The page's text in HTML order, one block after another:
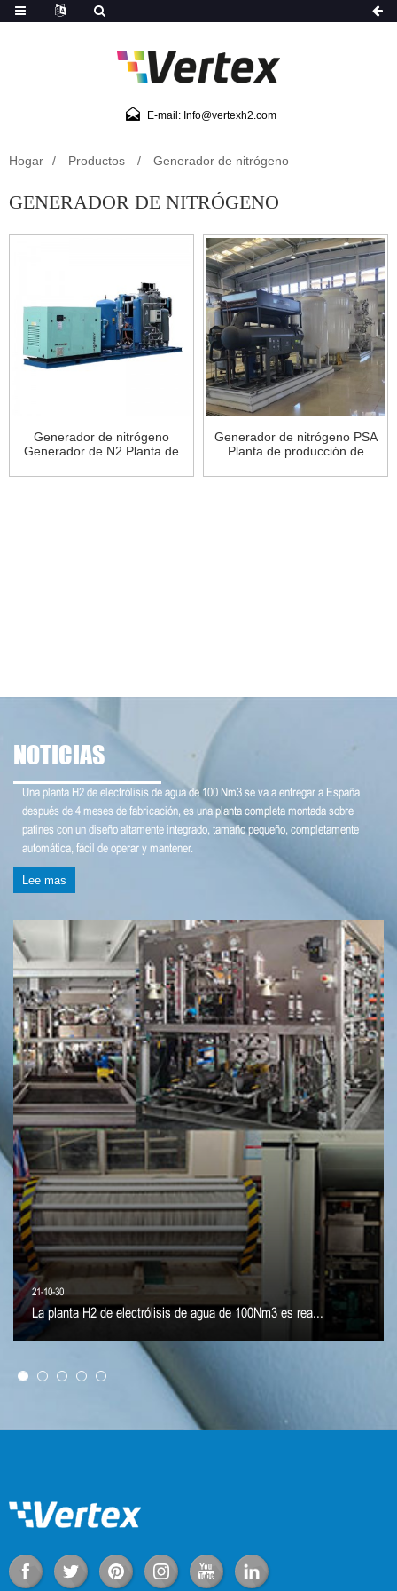
E-mail: Info@vertexh2.com
Hogar Productos Generador de nitrógeno
GENERADOR DE NITRÓGENO
Generador de nitrógeno
Generador de N2 Planta de
Generador de nitrógeno PSA
Planta de producción de
NOTICIAS
Una planta H2 de electrólisis de agua de 100 Nm3 se va a entregar a España
después de 4 meses de fabricación, es una planta completa montada sobre
patines con un diseño altamente integrado, tamaño pequeño, completamente
automática, fácil de operar y mantener.
Lee mas
21-10-30
La planta H2 de electrólisis de agua de 100Nm3 es rea...